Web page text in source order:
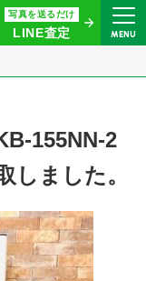
写真を送るだけ
LINE査定 MENU
わせ・
155NN-2
しました。